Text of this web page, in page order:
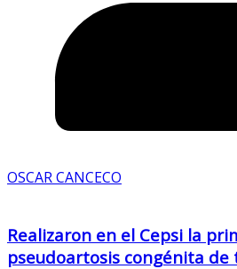
OSCAR CANCECO
Realizaron en el Cepsi la
pseudoartosis congénita de